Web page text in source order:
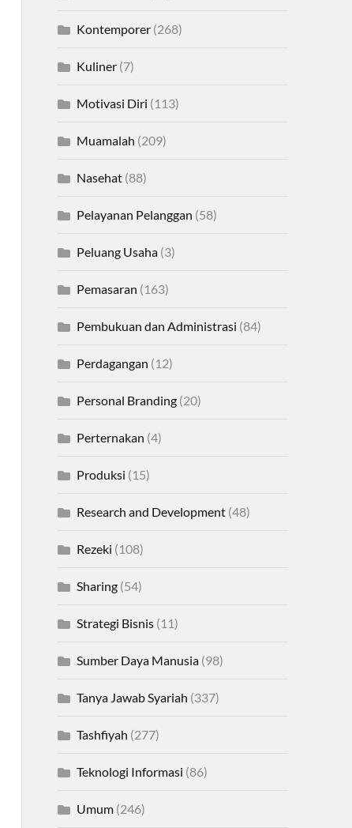
Kontemporer(268)
Kuliner(7)
Motivasi Diri (113)
Muamalah (209)
Nasehat(88)
Pelayanan Pelanggan (58)
Peluang Usaha(3)
Pemasaran (163)
Pembukuan dan Administrasi (84)
Perdagangan (12)
Personal Branding(20)
Perternakan (4)
Produksi (15)
Research and Development(48)
Rezeki (108)
Sharing(54)
Strategi Bisnis(11)
Sumber Daya Manusia(98)
Tanya Jawab Syariah (337)
Tashfiyah (277)
Teknologi Informasi (86)
Umum(246)